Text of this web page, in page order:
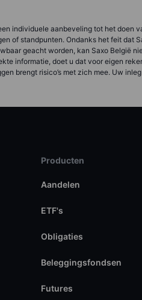
individuele aanbeveling tot het doen
of standpunten. Ondanks het feit dat
geacht worden, kan Saxo België
informatie, doet u dat voor eigen
brengt risico’s met zich mee. Uw
Producten
Aandelen
ETF's
Obligaties
Beleggingsfondsen
Futures